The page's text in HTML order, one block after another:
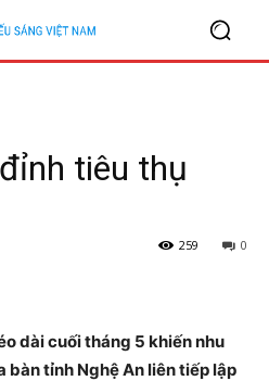
tiêu thụ
0
259
dài cuối tháng 5 khiến nhu
tỉnh Nghệ An liên tiếp lập